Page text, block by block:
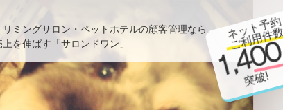
リミングサロン・ペットホテルの顧客管理なら、
上を伸ばす「サロンドワン」
ネッ
ご利